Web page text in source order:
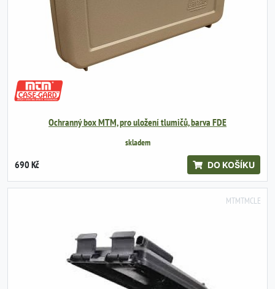
Ochranný box MTM, pro uložení tlumičů, barva FDE
skladem
690 Kč DO KOŠÍKU
MTMTMCLE